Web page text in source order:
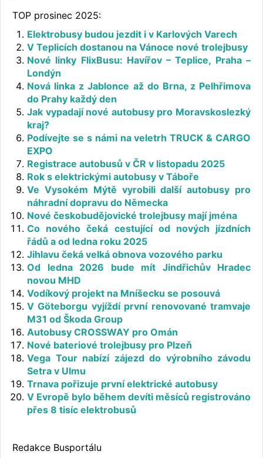
TOP prosinec 2025:
Elektrobusy budou jezdit i v Karlových Varech
V Teplicích dostanou na Vánoce nové trolejbusy
Nové linky FlixBusu: Havířov – Teplice, Praha –
Londýn
Nová linka z Jablonce až do Brna, z Pelhřimova
do Prahy každý den
Jak vypadají nové autobusy pro Moravskoslezký
kraj?
Podívejte se s námi na veletrh TRUCK & CARGO
EXPO
Registrace autobusů v ČR v listopadu 2025
Rok s elektrickými autobusy v Táboře
Ve Vysokém Mýtě vyrobili další autobusy pro
náhradní dopravu do Německa
Nové českobudějovické trolejbusy mají jména
Co nového čeká cestující od nových jízdních
řádů a od ledna roku 2025
Jihlavu čeká velká obnova vozového parku
Od ledna 2026 bude mít Jindřichův Hradec
novou MHD
Vodíkový projekt na Mníšecku se posouvá
V Göteborgu vyjíždí první renovované tramvaje
M31 od Škoda Group
Autobusy CROSSWAY pro Omán
Nové bateriové trolejbusy pro Plzeň
Vega Tour nabízí zájezd do výrobního závodu
Setra v Ulmu
Trnava pořizuje první elektrické autobusy
V Evropě bylo během devíti měsíců registrováno
přes 8 tisíc elektrobusů
Redakce Busportálu